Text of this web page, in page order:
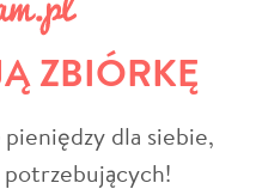
ZBIÓRKĘ
pieniędzy dla siebie,